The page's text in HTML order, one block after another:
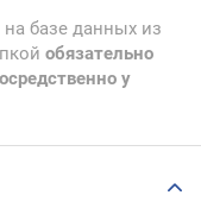
базе данных из
обязательно
у